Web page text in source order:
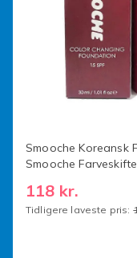
Smooche Koreansk
Smooche
118 kr.
Tidligere laveste pris: